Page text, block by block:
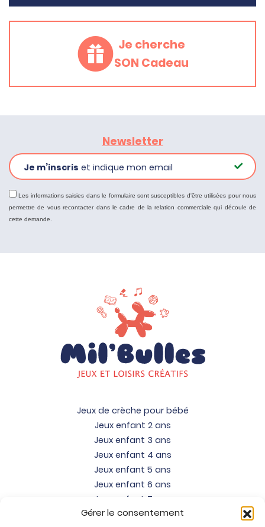
Gérer le consentement
Je cherche
SON Cadeau
Newsletter
Je m’inscris et indique mon email
Les informations saisies dans le formulaire sont susceptibles d'être utilisées pour nous
permettre de vous recontacter dans le cadre de la relation commerciale qui découle de
cette demande.
Jeux de crèche pour bébé
Jeux enfant 2 ans
Jeux enfant 3 ans
Jeux enfant 4 ans
Jeux enfant 5 ans
Jeux enfant 6 ans
Jeux enfant 7 ans
Jeux enfant 8 ans